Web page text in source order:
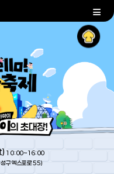
10:00~16:00
구 엑스포로 55)